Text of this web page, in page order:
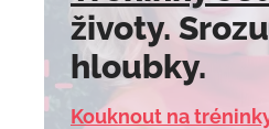
životy.
hloubky.
Kouknout na